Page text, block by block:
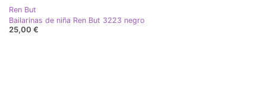
Ren But
Bailarinas de niña Ren But 3223 negro
25,00 €